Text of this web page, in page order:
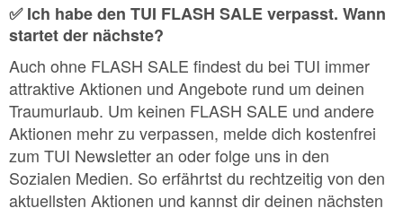
✅ Ich habe den TUI FLASH SALE verpasst. Wann
startet der nächste?
Auch ohne FLASH SALE findest du bei TUI immer
attraktive Aktionen und Angebote rund um deinen
Traumurlaub. Um keinen FLASH SALE und andere
Aktionen mehr zu verpassen, melde dich kostenfrei
zum TUI Newsletter an oder folge uns in den
Sozialen Medien. So erfährtst du rechtzeitig von den
aktuellsten Aktionen und kannst dir deinen nächsten